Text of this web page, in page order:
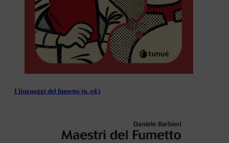
I linguaggi del fumetto (n. ed.)